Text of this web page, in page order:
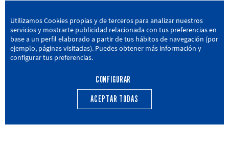
SD AMOREBIETA
San Miguel Kalea, 16, 48340 Amorebieta, Bizkaia
946 604 751 | sda@sdamorebieta.eus
CANTERA ACTUALIDAD
Utilizamos Cookies propias y de terceros para analizar nuestros
servicios y mostrarte publicidad relacionada con tus preferencias en
base a un perfil elaborado a partir de tus hábitos de navegación (por
ejemplo, páginas visitadas). Puedes obtener más información y
configurar tus preferencias.
CONFIGURAR
ACEPTAR TODAS